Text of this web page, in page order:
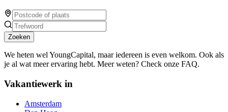
Zoeken
We heten wel YoungCapital, maar iedereen is even welkom. Ook als
je al wat meer ervaring hebt. Meer weten? Check onze FAQ.
Vakantiewerk in
Amsterdam